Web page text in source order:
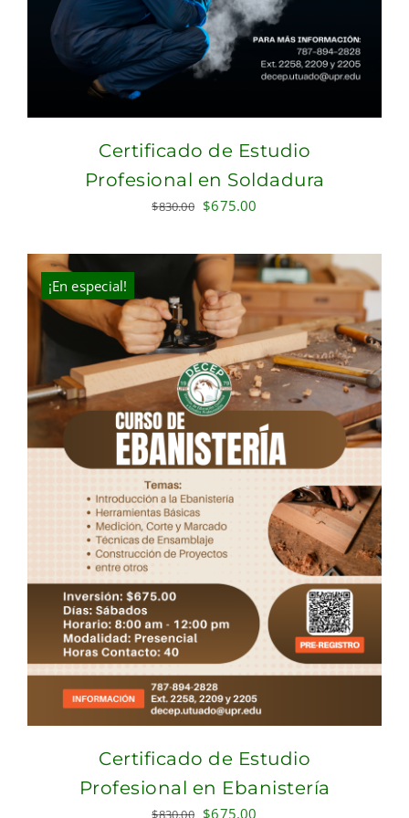
Certificado de Estudio
Profesional en Soldadura
$830.00 Original
was:
$830.00.
$675.00
is:
$675.00.
¡En especial!
Certificado de Estudio
Profesional en Ebanistería
$830.00 Original
$675.00